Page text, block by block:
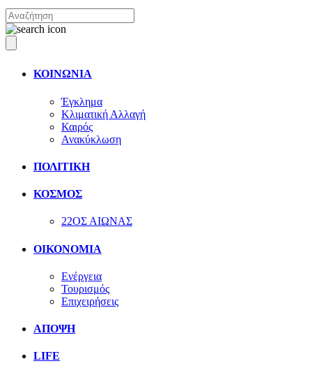
ΚΟΙΝΩΝΙΑ
Έγκλημα
Κλιματική Αλλαγή
Καιρός
Ανακύκλωση
ΠΟΛΙΤΙΚΗ
ΚΟΣΜΟΣ
22ΟΣ ΑΙΩΝΑΣ
ΟΙΚΟΝΟΜΙΑ
Ενέργεια
Τουρισμός
Επιχειρήσεις
ΑΠΟΨΗ
LIFE